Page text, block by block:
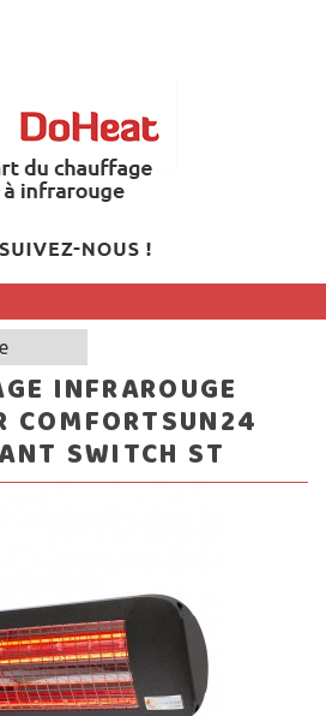
INFRAROUGE
COMFORTSUN24
SWITCH ST